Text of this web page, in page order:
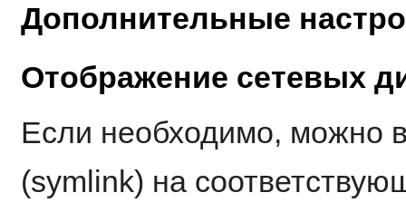
Дополнительные
Отображение сетевых
Если необходимо, можно
(symlink) на